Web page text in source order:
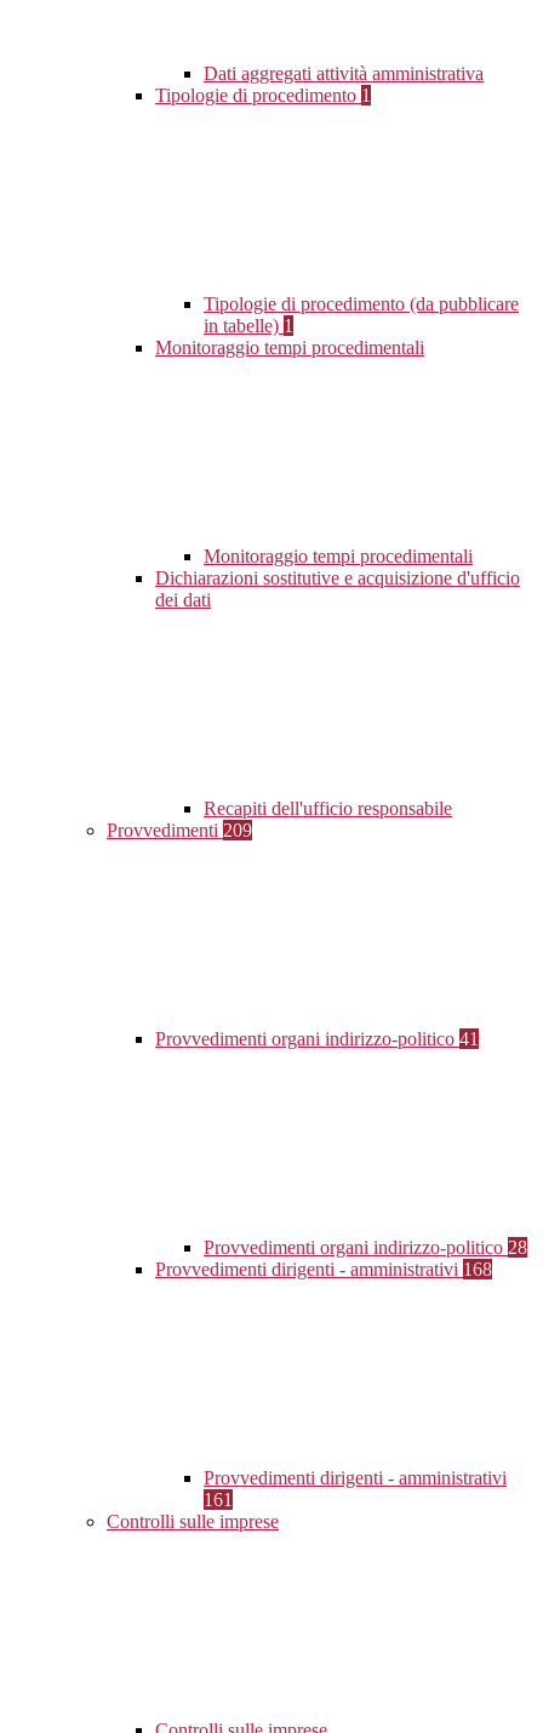
Dati aggregati attività amministrativa
Tipologie di procedimento 1
Tipologie di procedimento (da pubblicare
in tabelle) 1
Monitoraggio tempi procedimentali
Monitoraggio tempi procedimentali
Dichiarazioni sostitutive e acquisizione d'ufficio
dei dati
Recapiti dell'ufficio responsabile
Provvedimenti 209
Provvedimenti organi indirizzo-politico 41
Provvedimenti organi indirizzo-politico 28
Provvedimenti dirigenti - amministrativi 168
Provvedimenti dirigenti - amministrativi
161
Controlli sulle imprese